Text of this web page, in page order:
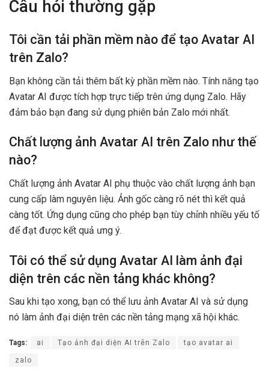
Câu hỏi thường gặp
Tôi cần tải phần mềm nào để tạo Avatar AI
trên Zalo?
Bạn không cần tải thêm bất kỳ phần mềm nào. Tính năng tạo
Avatar AI được tích hợp trực tiếp trên ứng dụng Zalo. Hãy
đảm bảo bạn đang sử dụng phiên bản Zalo mới nhất.
Chất lượng ảnh Avatar AI trên Zalo như thế
nào?
Chất lượng ảnh Avatar AI phụ thuộc vào chất lượng ảnh bạn
cung cấp làm nguyên liệu. Ảnh gốc càng rõ nét thì kết quả
càng tốt. Ứng dụng cũng cho phép bạn tùy chỉnh nhiều yếu tố
để đạt được kết quả ưng ý.
Tôi có thể sử dụng Avatar AI làm ảnh đại
diện trên các nền tảng khác không?
Sau khi tạo xong, bạn có thể lưu ảnh Avatar AI và sử dụng
nó làm ảnh đại diện trên các nền tảng mạng xã hội khác.
Tags: ai Tạo ảnh đại diện AI trên Zalo tạo avatar ai
zalo